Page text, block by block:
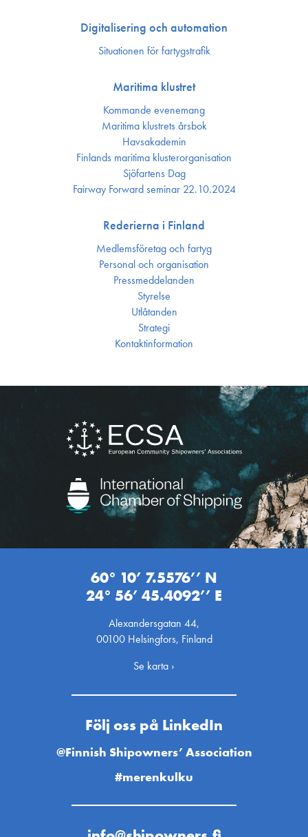
Digitalisering och automation
Situationen för fartygstrafik
Maritima klustret
Kommande evenemang
Maritima klustrets årsbok
Havsakademin
Finlands maritima kluster­organisation
Sjöfartens Dag
Fairway Forward seminar 22.10.2024
Rederierna i Finland
Medlemsföretag och fartyg
Personal och organisation
Press­meddelanden
Styrelse
Utlåtanden
Strategi
Kontakt­information
60° 10’ 7.5576’’ N
24° 56’ 45.4092’’ E
Alexandersgatan 44,
00100 Helsingfors, Finland
Se karta ›
Följ oss på LinkedIn
@Finnish Shipowners’ Association
#merenkulku